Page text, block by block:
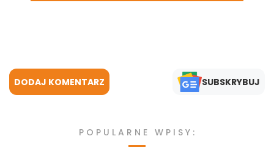
DODAJ KOMENTARZ SUBSKRYBUJ
POPULARNE WPISY: